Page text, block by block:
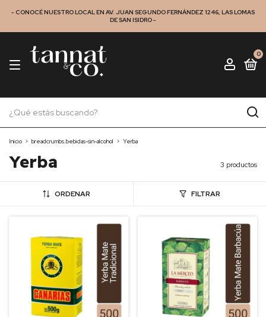
- CONOCÉ NUESTRO LOCAL EN AV. JUAN SEGUNDO FERNÁNDEZ 1246, LAS LOMAS
DE SAN ISIDRO -
0
Inicio > breadcrumbs.bebidas-sin-alcohol > Yerba
Yerba 3 productos
ORDENAR FILTRAR